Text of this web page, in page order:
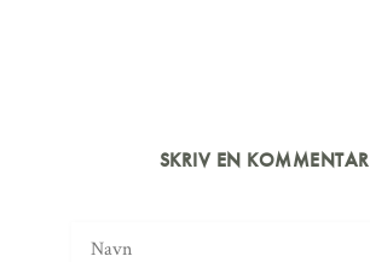
SKRIV EN KOMMENTAR